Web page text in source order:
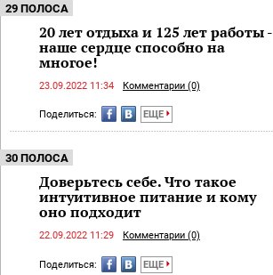
29 ПОЛОСА
20 лет отдыха и 125 лет работы -
наше сердце способно на
многое!
23.09.2022 11:34 Комментарии (0)
Поделиться: ЕЩЕ
30 ПОЛОСА
Доверьтесь себе. Что такое
интуитивное питание и кому
оно подходит
22.09.2022 11:29 Комментарии (0)
Поделиться: ЕЩЕ